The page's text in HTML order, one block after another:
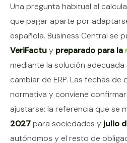
Una pregunta habitual al
que pagar aparte por
española. Business Central se
VeriFactuy preparado para la
mediante la solución adecuada
cambiar de ERP. Las fechas
normativa y conviene
ajustarse: la referencia que se
2027para sociedades y julio
autónomos y el resto de